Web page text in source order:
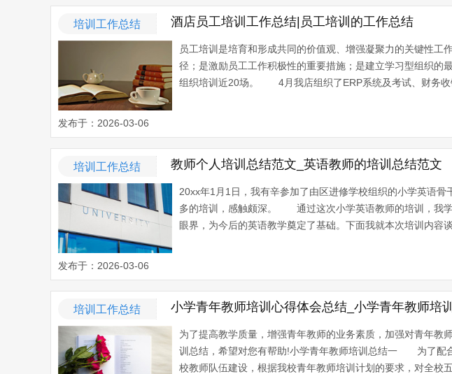
培训工作总结 酒店员工培训工作总结|员工培训的工作总结
员工培训是培育和形成共同的价值观、增强凝聚力的关键性工
径；是激励员工工作积极性的重要措施；是建立学习型组织的
组织培训近20场。 4月我店组织了ERP系统及考试、财务收
发布于：2026-03-06
培训工作总结 教师个人培训总结范文_英语教师的培训总结范文
20xx年1月1日，我有辛参加了由区进修学校组织的小学英语
多的培训，感触颇深。 通过这次小学英语教师的培训，我
眼界，为今后的英语教学奠定了基础。下面我就本次培训内容
发布于：2026-03-06
培训工作总结 小学青年教师培训心得体会总结_小学青年教师培
为了提高教学质量，增强青年教师的业务素质，加强对青年
训总结，希望对您有帮助!小学青年教师培训总结一 为了配
校教师队伍建设，根据我校青年教师培训计划的要求，对全校